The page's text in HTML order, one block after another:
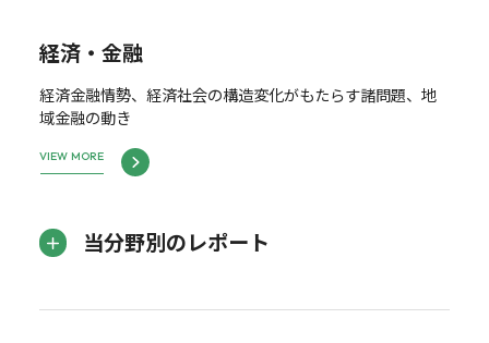
経済・金融
経済金融情勢、経済社会の構造変化がもたらす諸問題、地
域金融の動き
VIEW MORE
当分野別のレポート